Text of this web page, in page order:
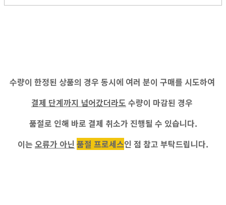
수량이 한정된 상품의 경우 동시에 여러 분이 구매를 시도하여
결제 단계까지 넘어갔더라도 수량이 마감된 경우
품절로 인해 바로 결제 취소가 진행될 수 있습니다.
이는 오류가 아닌 품절 프로세스인 점 참고 부탁드립니다.